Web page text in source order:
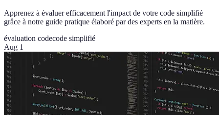
Apprenez à évaluer efficacement l'impact de votre code simplifié
grâce à notre guide pratique élaboré par des experts en la matière.
évaluation codecode simplifié
Aug 1